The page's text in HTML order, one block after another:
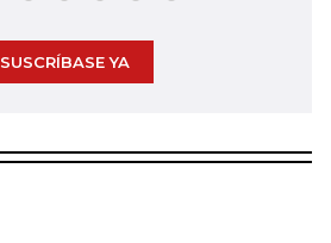
SUSCRÍBASE YA